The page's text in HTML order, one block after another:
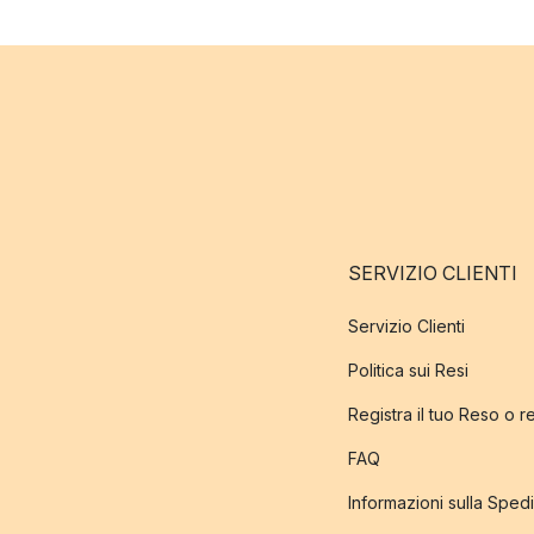
SERVIZIO CLIENTI
Servizio Clienti
Politica sui Resi
Registra il tuo Reso o
FAQ
Informazioni sulla